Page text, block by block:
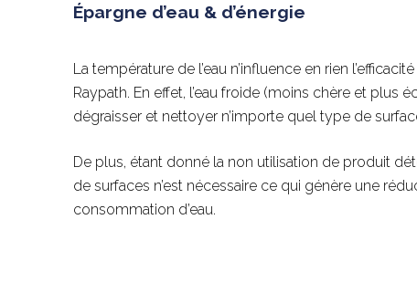
Épargne d’eau & d’énergie
La température de l’eau n’influence en rien
Raypath. En effet, l’eau froide (moins chère et plus
dégraisser et nettoyer n’importe quel type de
De plus, étant donné la non utilisation de produit
de surfaces n’est nécessaire ce qui génère une
consommation d’eau.